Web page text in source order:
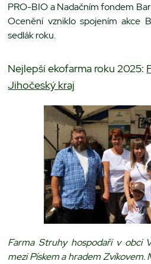
PRO-BIO a Nadačním fondem
Ocenění vzniklo spojením akce
sedlák roku.
Nejlepší ekofarma roku 2025:
Jihočeský kraj
Farma Struhy hospodaří v obci
mezi Pískem a hradem Zvíkovem.